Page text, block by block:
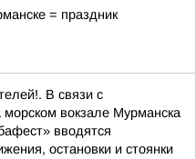
= праздник
В связи с
вокзале Мурманска
вводятся
остановки и стоянки